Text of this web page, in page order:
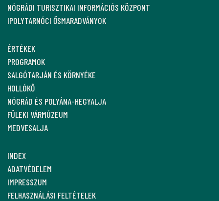
NÓGRÁDI TURISZTIKAI INFORMÁCIÓS KÖZPONT
IPOLYTARNÓCI ŐSMARADVÁNYOK
ÉRTÉKEK
PROGRAMOK
SALGÓTARJÁN ÉS KÖRNYÉKE
HOLLÓKŐ
NÓGRÁD ÉS POLYÁNA-HEGYALJA
FÜLEKI VÁRMÚZEUM
MEDVESALJA
INDEX
ADATVÉDELEM
IMPRESSZUM
FELHASZNÁLÁSI FELTÉTELEK